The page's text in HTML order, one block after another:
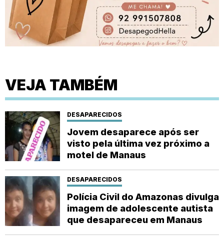
VEJA TAMBÉM
DESAPARECIDOS
Jovem desaparece após ser
visto pela última vez próximo a
motel de Manaus
DESAPARECIDOS
Polícia Civil do Amazonas divulga
imagem de adolescente autista
que desapareceu em Manaus